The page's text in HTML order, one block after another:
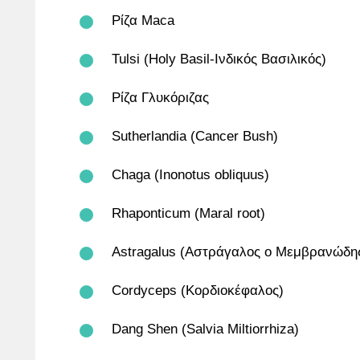
Ρίζα Maca
Tulsi (Holy Basil-Ινδικός Βασιλικός)
Ρίζα Γλυκόριζας
Sutherlandia (Cancer Bush)
Chaga (Inonotus obliquus)
Rhaponticum (Maral root)
Astragalus (Aστράγαλος ο
Cordyceps (Kορδιοκέφαλος)
Dang Shen (Salvia Miltiorrhiza)